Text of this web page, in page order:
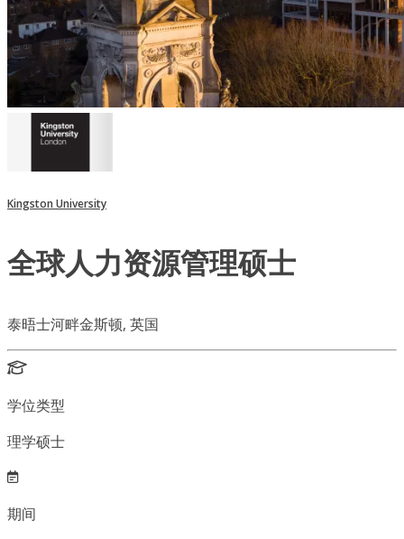
Kingston University
全球人力资源管理硕士
泰晤士河畔金斯顿, 英国
学位类型
理学硕士
期间